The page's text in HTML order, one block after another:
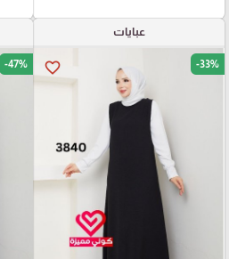
عبايات
favorite_border -33%
-47%